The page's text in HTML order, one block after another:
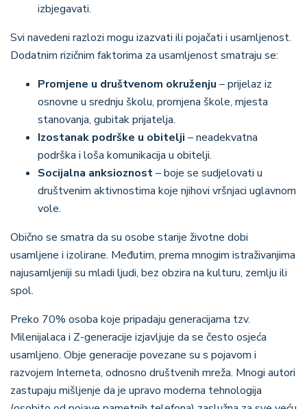
izbjegavati.
Svi navedeni razlozi mogu izazvati ili pojačati i usamljenost.
Dodatnim rizičnim faktorima za usamljenost smatraju se:
Promjene u društvenom okruženju – prijelaz iz
osnovne u srednju školu, promjena škole, mjesta
stanovanja, gubitak prijatelja.
Izostanak podrške u obitelji – neadekvatna
podrška i loša komunikacija u obitelji.
Socijalna anksioznost– boje se sudjelovati u
društvenim aktivnostima koje njihovi vršnjaci uglavnom
vole.
Obično se smatra da su osobe starije životne dobi
usamljene i izolirane. Međutim, prema mnogim istraživanjima
najusamljeniji su mladi ljudi, bez obzira na kulturu, zemlju ili
spol.
Preko 70% osoba koje pripadaju generacijama tzv.
Milenijalaca i Z-generacije izjavljuje da se često osjeća
usamljeno. Obje generacije povezane su s pojavom i
razvojem Interneta, odnosno društvenih mreža. Mnogi autori
zastupaju mišljenje da je upravo moderna tehnologija